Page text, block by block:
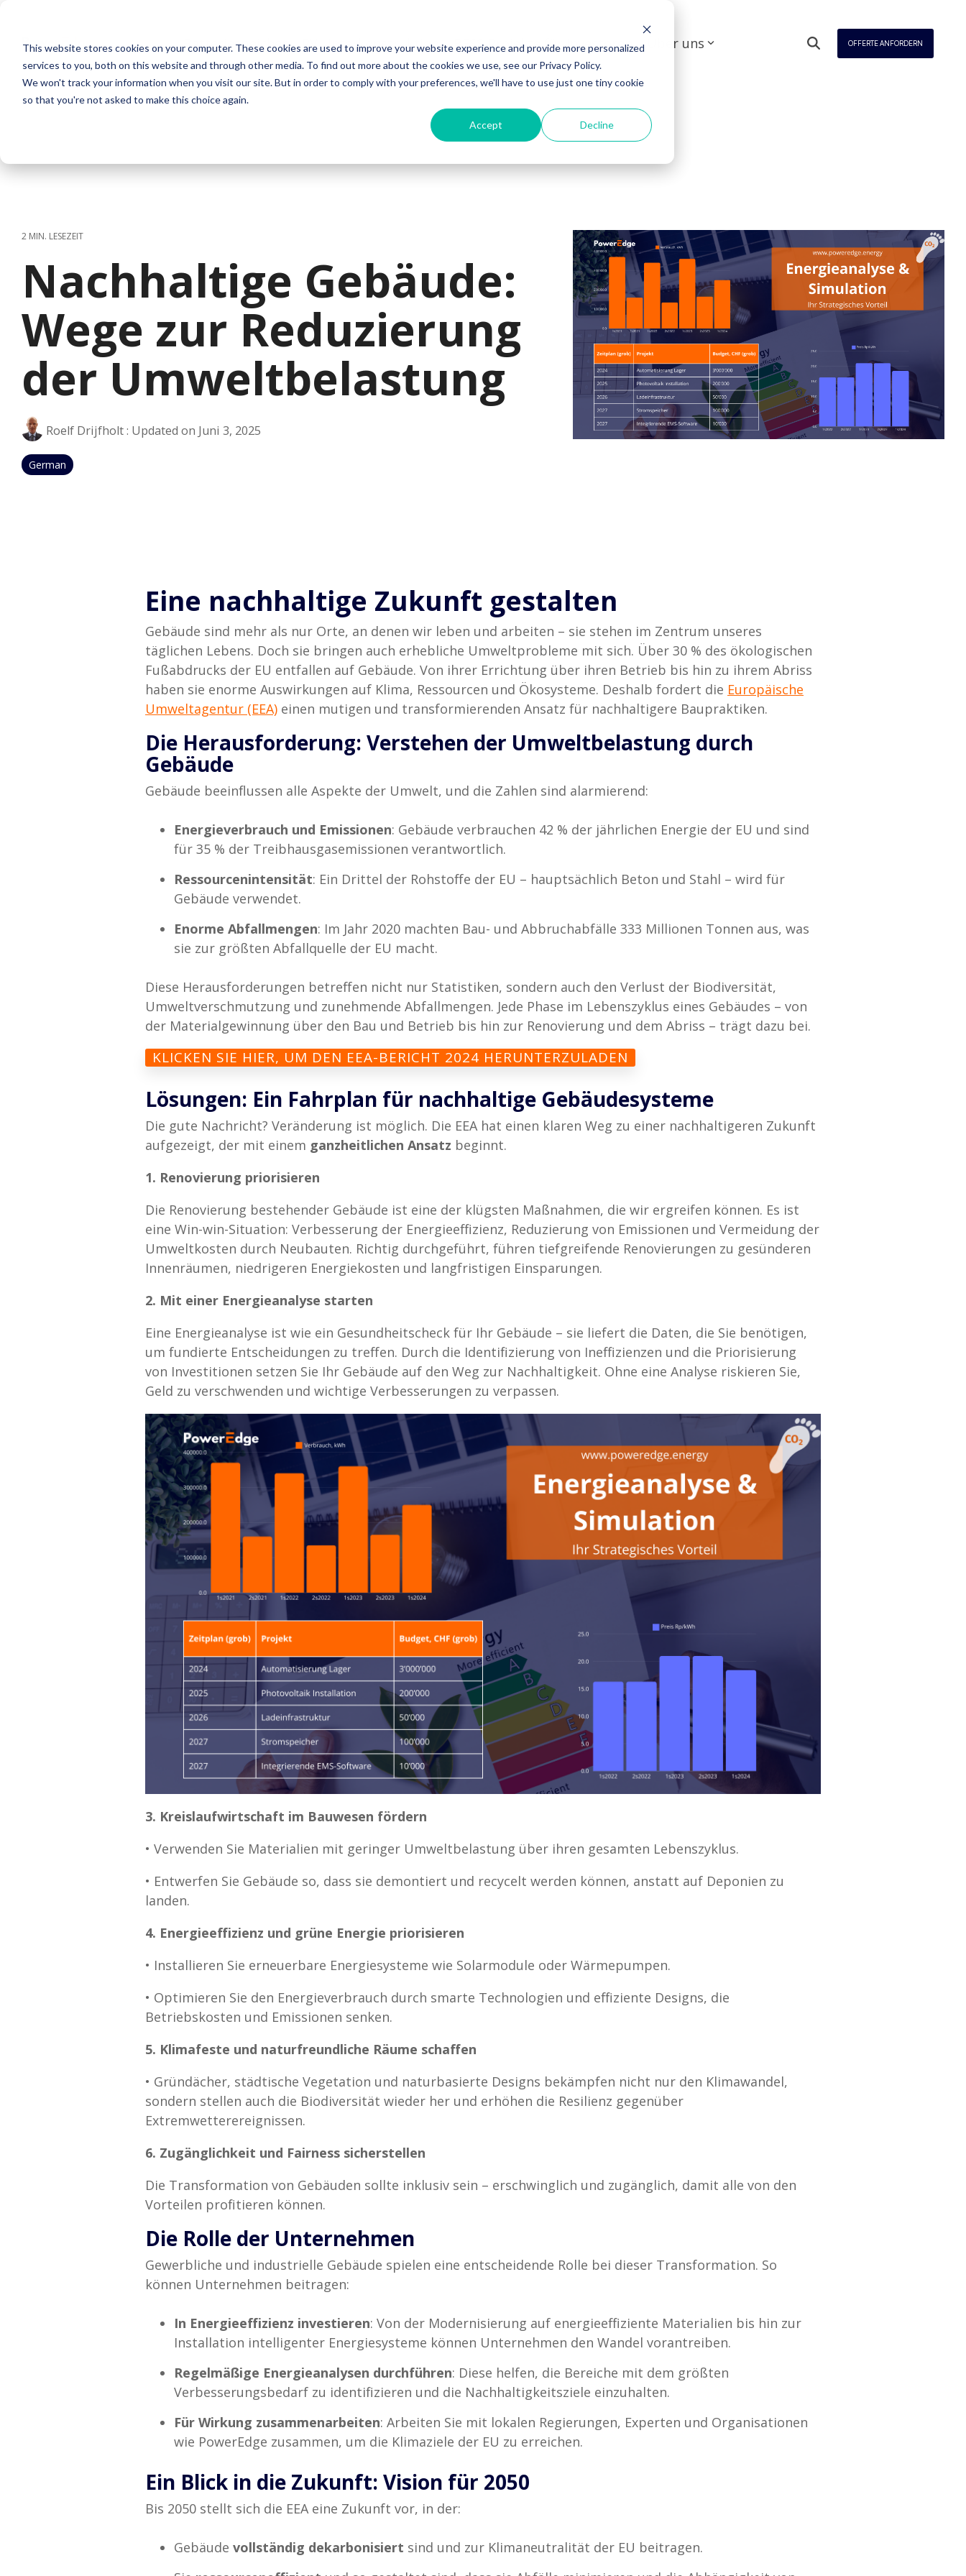
This website stores cookies on your computer. These cookies are used to improve your website experience and provide more personalized
services to you, both on this website and through other media. To find out more about the cookies we use, see our Privacy Policy.
We won't track your information when you visit our site. But in order to comply with your preferences, we'll have to use just one tiny cookie
so that you're not asked to make this choice again.
Accept Decline
main
content.
Batteriespeicher PV Unterkonstruktion BESS-Projekte für Investoren Über uns OFFERTE ANFORDERN
2 MIN. LESEZEIT
Nachhaltige Gebäude:
Wege zur Reduzierung
der Umweltbelastung
Roelf Drijfholt: Updated on Juni 3, 2025
German
Eine nachhaltige Zukunft gestalten
Gebäude sind mehr als nur Orte, an denen wir leben und arbeiten – sie stehen im Zentrum unseres
täglichen Lebens. Doch sie bringen auch erhebliche Umweltprobleme mit sich. Über 30 % des ökologischen
Fußabdrucks der EU entfallen auf Gebäude. Von ihrer Errichtung über ihren Betrieb bis hin zu ihrem Abriss
haben sie enorme Auswirkungen auf Klima, Ressourcen und Ökosysteme. Deshalb fordert die Europäische
Umweltagentur (EEA) einen mutigen und transformierenden Ansatz für nachhaltigere Baupraktiken.
Die Herausforderung: Verstehen der Umweltbelastung durch
Gebäude
Gebäude beeinflussen alle Aspekte der Umwelt, und die Zahlen sind alarmierend:
Energieverbrauch und Emissionen: Gebäude verbrauchen 42 % der jährlichen Energie der EU und sind
für 35 % der Treibhausgasemissionen verantwortlich.
Ressourcenintensität: Ein Drittel der Rohstoffe der EU – hauptsächlich Beton und Stahl – wird für
Gebäude verwendet.
Enorme Abfallmengen: Im Jahr 2020 machten Bau- und Abbruchabfälle 333 Millionen Tonnen aus, was
sie zur größten Abfallquelle der EU macht.
Diese Herausforderungen betreffen nicht nur Statistiken, sondern auch den Verlust der Biodiversität,
Umweltverschmutzung und zunehmende Abfallmengen. Jede Phase im Lebenszyklus eines Gebäudes – von
der Materialgewinnung über den Bau und Betrieb bis hin zur Renovierung und dem Abriss – trägt dazu bei.
KLICKEN SIE HIER, UM DEN EEA-BERICHT 2024 HERUNTERZULADEN
Lösungen: Ein Fahrplan für nachhaltige Gebäudesysteme
Die gute Nachricht? Veränderung ist möglich. Die EEA hat einen klaren Weg zu einer nachhaltigeren Zukunft
aufgezeigt, der mit einem ganzheitlichen Ansatz beginnt.
1. Renovierung priorisieren
Die Renovierung bestehender Gebäude ist eine der klügsten Maßnahmen, die wir ergreifen können. Es ist
eine Win-win-Situation: Verbesserung der Energieeffizienz, Reduzierung von Emissionen und Vermeidung der
Umweltkosten durch Neubauten. Richtig durchgeführt, führen tiefgreifende Renovierungen zu gesünderen
Innenräumen, niedrigeren Energiekosten und langfristigen Einsparungen.
2. Mit einer Energieanalyse starten
Eine Energieanalyse ist wie ein Gesundheitscheck für Ihr Gebäude – sie liefert die Daten, die Sie benötigen,
um fundierte Entscheidungen zu treffen. Durch die Identifizierung von Ineffizienzen und die Priorisierung
von Investitionen setzen Sie Ihr Gebäude auf den Weg zur Nachhaltigkeit. Ohne eine Analyse riskieren Sie,
Geld zu verschwenden und wichtige Verbesserungen zu verpassen.
3. Kreislaufwirtschaft im Bauwesen fördern
• Verwenden Sie Materialien mit geringer Umweltbelastung über ihren gesamten Lebenszyklus.
• Entwerfen Sie Gebäude so, dass sie demontiert und recycelt werden können, anstatt auf Deponien zu
landen.
4. Energieeffizienz und grüne Energie priorisieren
• Installieren Sie erneuerbare Energiesysteme wie Solarmodule oder Wärmepumpen.
• Optimieren Sie den Energieverbrauch durch smarte Technologien und effiziente Designs, die
Betriebskosten und Emissionen senken.
5. Klimafeste und naturfreundliche Räume schaffen
• Gründächer, städtische Vegetation und naturbasierte Designs bekämpfen nicht nur den Klimawandel,
sondern stellen auch die Biodiversität wieder her und erhöhen die Resilienz gegenüber
Extremwetterereignissen.
6. Zugänglichkeit und Fairness sicherstellen
Die Transformation von Gebäuden sollte inklusiv sein – erschwinglich und zugänglich, damit alle von den
Vorteilen profitieren können.
Die Rolle der Unternehmen
Gewerbliche und industrielle Gebäude spielen eine entscheidende Rolle bei dieser Transformation. So
können Unternehmen beitragen:
In Energieeffizienz investieren: Von der Modernisierung auf energieeffiziente Materialien bis hin zur
Installation intelligenter Energiesysteme können Unternehmen den Wandel vorantreiben.
Regelmäßige Energieanalysen durchführen: Diese helfen, die Bereiche mit dem größten
Verbesserungsbedarf zu identifizieren und die Nachhaltigkeitsziele einzuhalten.
Für Wirkung zusammenarbeiten: Arbeiten Sie mit lokalen Regierungen, Experten und Organisationen
wie PowerEdge zusammen, um die Klimaziele der EU zu erreichen.
Ein Blick in die Zukunft: Vision für 2050
Bis 2050 stellt sich die EEA eine Zukunft vor, in der:
Gebäude vollständig dekarbonisiert sind und zur Klimaneutralität der EU beitragen.